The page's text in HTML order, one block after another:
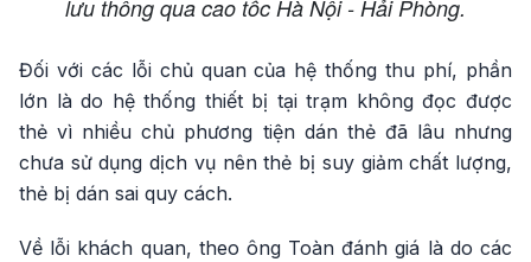
lưu thông qua cao tốc Hà Nội - Hải Phòng.
Đối với các lỗi chủ quan của hệ thống thu phí, phần
lớn là do hệ thống thiết bị tại trạm không đọc được
thẻ vì nhiều chủ phương tiện dán thẻ đã lâu nhưng
chưa sử dụng dịch vụ nên thẻ bị suy giảm chất lượng,
thẻ bị dán sai quy cách.
Về lỗi khách quan, theo ông Toàn đánh giá là do các